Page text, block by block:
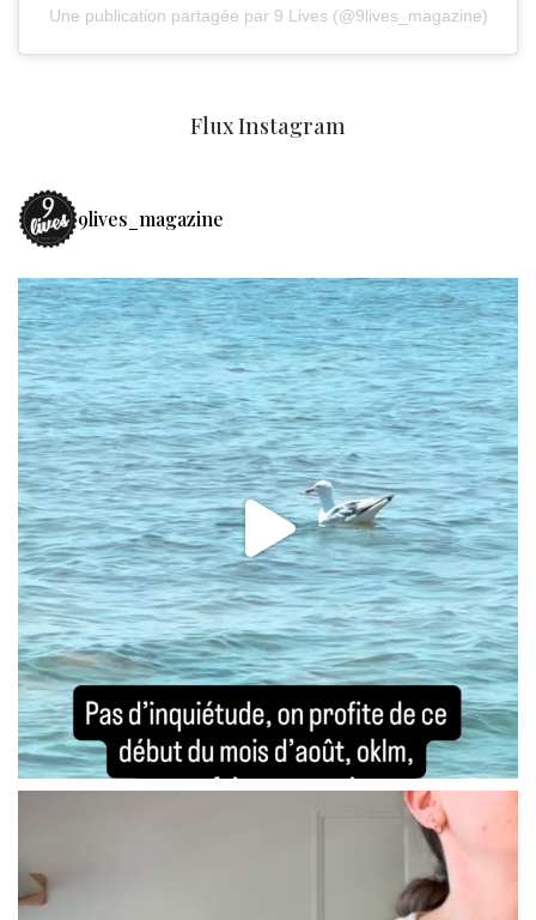
Une publication partagée par 9 Lives (@9lives_magazine)
Flux Instagram
9lives_magazine